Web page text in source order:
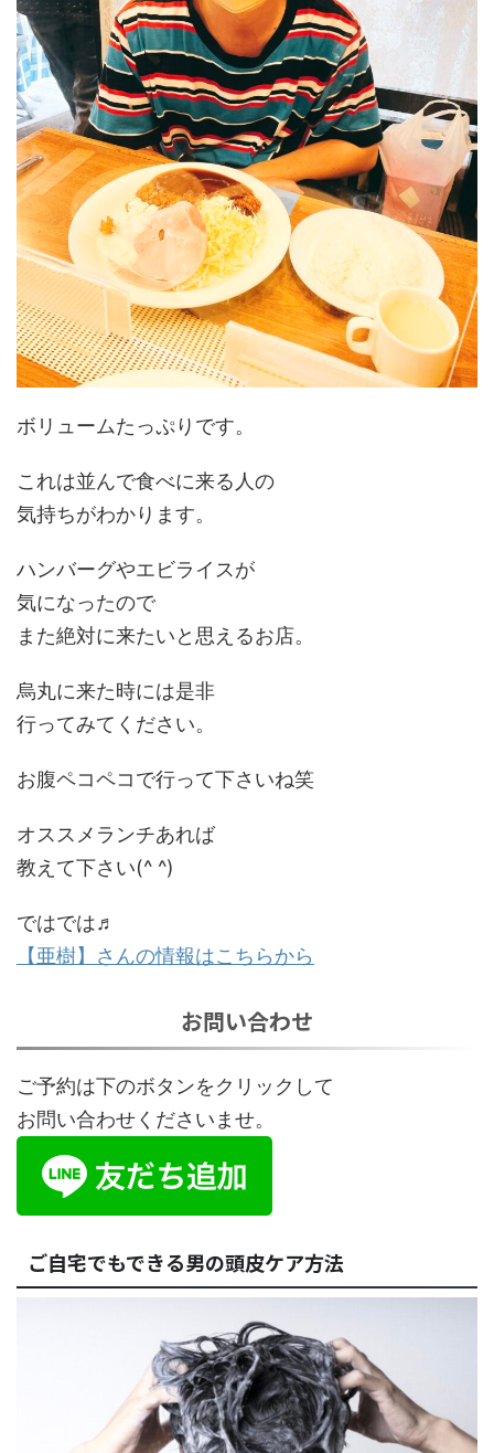
ボリュームたっぷりです。
これは並んで食べに来る人の
気持ちがわかります。
ハンバーグやエビライスが
気になったので
また絶対に来たいと思えるお店。
烏丸に来た時には是非
行ってみてください。
お腹ペコペコで行って下さいね笑
オススメランチあれば
教えて下さい(^ ^)
ではでは♬
【亜樹】さんの情報はこちらから
お問い合わせ
ご予約は下のボタンをクリックして
お問い合わせくださいませ。
ご自宅でもできる男の頭皮ケア方法